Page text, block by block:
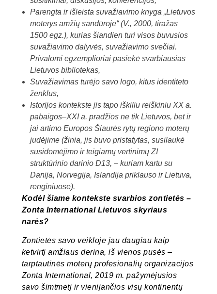
Parengta ir išleista suvažiavimo knyga „Lietuvos
moterys amžių sandūroje“ (V., 2000, tiražas
1500 egz.), kurias šiandien turi visos buvusios
suvažiavimo dalyvės, suvažiavimo svečiai.
Privalomi egzemplioriai pasiekė svarbiausias
Lietuvos bibliotekas,
Suvažiavimas turėjo savo logo, kitus identiteto
ženklus,
Istorijos kontekste jis tapo iškiliu reiškiniu XX a.
pabaigos–XXI a. pradžios ne tik Lietuvos, bet ir
jai artimo Europos Šiaurės rytų regiono moterų
judėjime (žinia, jis buvo pristatytas, susilaukė
susidomėjimo ir teigiamų vertinimų ZI
struktūrinio darinio D13, – kuriam kartu su
Danija, Norvegija, Islandija priklauso ir Lietuva,
renginiuose).
Kodėl šiame kontekste svarbios zontietės –
Zonta International Lietuvos skyriaus
narės?
Zontietės savo veikloje jau daugiau kaip
ketvirtį amžiaus derina, iš vienos pusės –
tarptautinės moterų profesionalių organizacijos
Zonta International, 2019 m. pažymėjusios
savo šimtmetį ir vienijančios visų kontinentų